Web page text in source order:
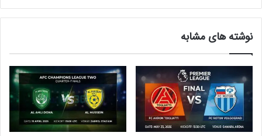
نوشته های مشابه